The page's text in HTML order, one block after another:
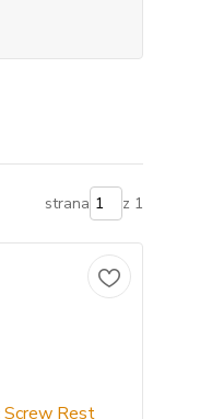
strana z 1